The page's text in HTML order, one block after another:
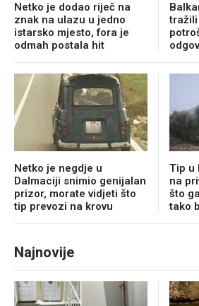
Netko je dodao riječ na
znak na ulazu u jedno
istarsko mjesto, fora je
odmah postala hit
tražili
Netko je negdje u
Dalmaciji snimio genijalan
prizor, morate vidjeti što
tip prevozi na krovu
Tip u
na
što
tako
Najnovije